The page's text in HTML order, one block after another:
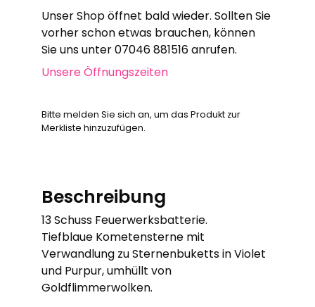
Unser Shop öffnet bald wieder. Sollten Sie
vorher schon etwas brauchen, können
Sie uns unter 07046 881516 anrufen.
Unsere Öffnungszeiten
Bitte melden Sie sich an, um das Produkt zur
Merkliste hinzuzufügen.
Beschreibung
13 Schuss Feuerwerksbatterie.
Tiefblaue Kometensterne mit
Verwandlung zu Sternenbuketts in Violet
und Purpur, umhüllt von
Goldflimmerwolken.